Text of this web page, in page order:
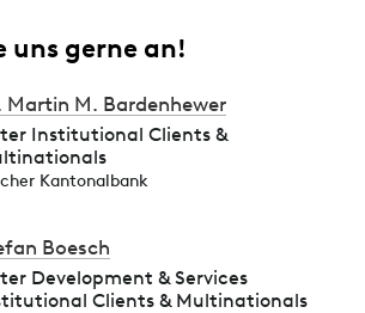
uns gerne an!
Martin M. Bardenhewer
Institutional Clients &
Kantonalbank
Boesch
Development & Services
Clients & Multinationals